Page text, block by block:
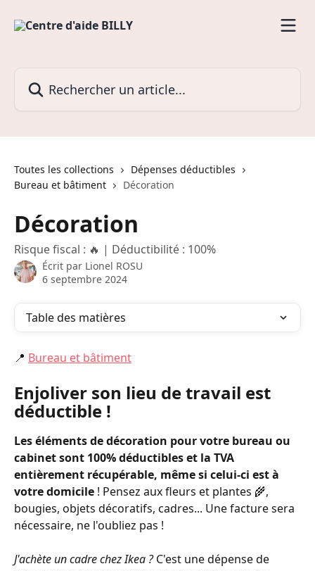
Toutes les collections
Dépenses déductibles
Bureau et bâtiment
Décoration
Décoration
Risque fiscal : 🔥 | Déductibilité : 100%
Écrit par Lionel ROSU
6 septembre 2024
Table des matières
📍 Bureau et bâtiment
Enjoliver son lieu de travail est
déductible !
Les éléments de décoration pour votre bureau ou
cabinet sont 100% déductibles et la TVA
entièrement récupérable, même si celui-ci est à
votre domicile ! Pensez aux fleurs et plantes 🌾,
bougies, objets décoratifs, cadres... Une facture sera
nécessaire, ne l'oubliez pas !
J'achète un cadre chez Ikea ? C'est une dépense de